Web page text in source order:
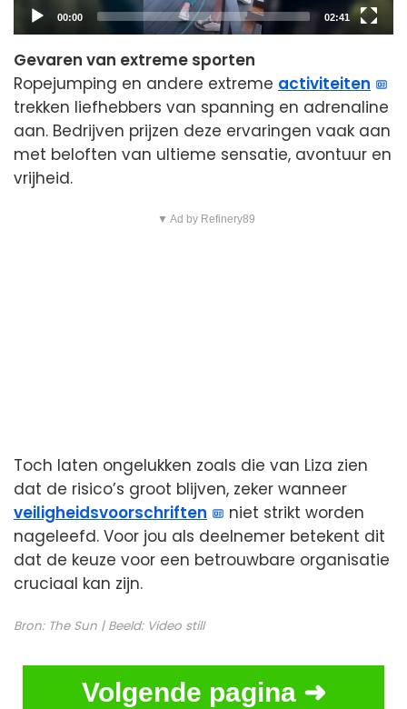
Current
00:00
Total
duration
02:41
Gevaren van extreme sporten
Ropejumping en andere extreme activiteiten
trekken liefhebbers van spanning en adrenaline
aan. Bedrijven prijzen deze ervaringen vaak aan
met beloften van ultieme sensatie, avontuur en
vrijheid.
▼ Ad by Refinery89
Toch laten ongelukken zoals die van Liza zien
dat de risico’s groot blijven, zeker wanneer
veiligheidsvoorschriften
niet strikt worden
nageleefd. Voor jou als deelnemer betekent dit
dat de keuze voor een betrouwbare organisatie
cruciaal kan zijn.
Bron: The Sun | Beeld: Video still
Volgende pagina ➜